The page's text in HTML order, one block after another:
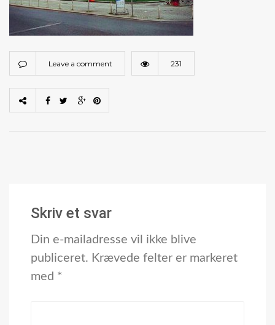
Leave a comment 231
Skriv et svar
Din e-mailadresse vil ikke blive
publiceret. Krævede felter er markeret
med *